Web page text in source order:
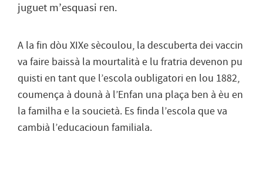
juguet m’esquasi ren.
A la fin dòu XIXe sècoulou, la descuberta dei vaccin
va faire baissà la mourtalità e lu fratria devenon pu
quisti en tant que l’escola oubligatori en lou 1882,
coumença à dounà à l’Enfan una plaça ben à èu en
la familha e la soucietà. Es finda l’escola que va
cambià l’educacioun familiala.